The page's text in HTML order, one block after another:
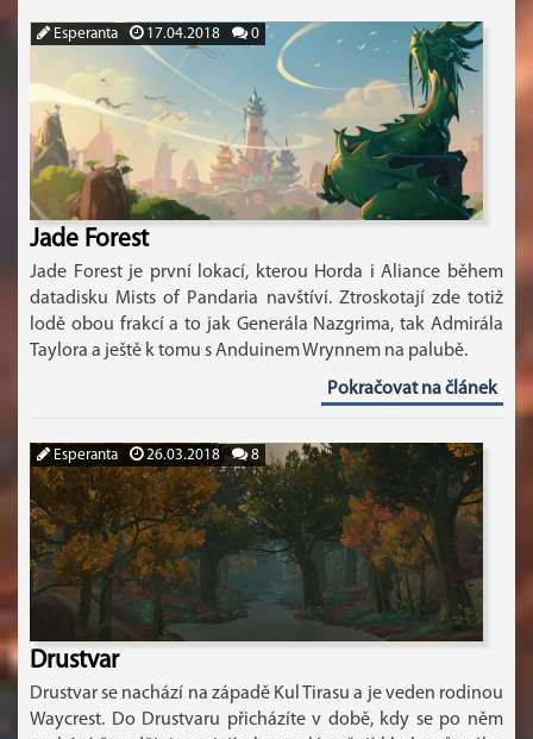
Esperanta 17.04.2018 0
Jade Forest
Jade Forest je první lokací, kterou Horda i Aliance během
datadisku Mists of Pandaria navštíví. Ztroskotají zde totiž
lodě obou frakcí a to jak Generála Nazgrima, tak Admirála
Taylora a ještě k tomu s Anduinem Wrynnem na palubě.
Pokračovat na článek
Esperanta 26.03.2018 8
Drustvar
Drustvar se nachází na západě Kul Tirasu a je veden rodinou
Waycrest. Do Drustvaru přicházíte v době, kdy se po něm